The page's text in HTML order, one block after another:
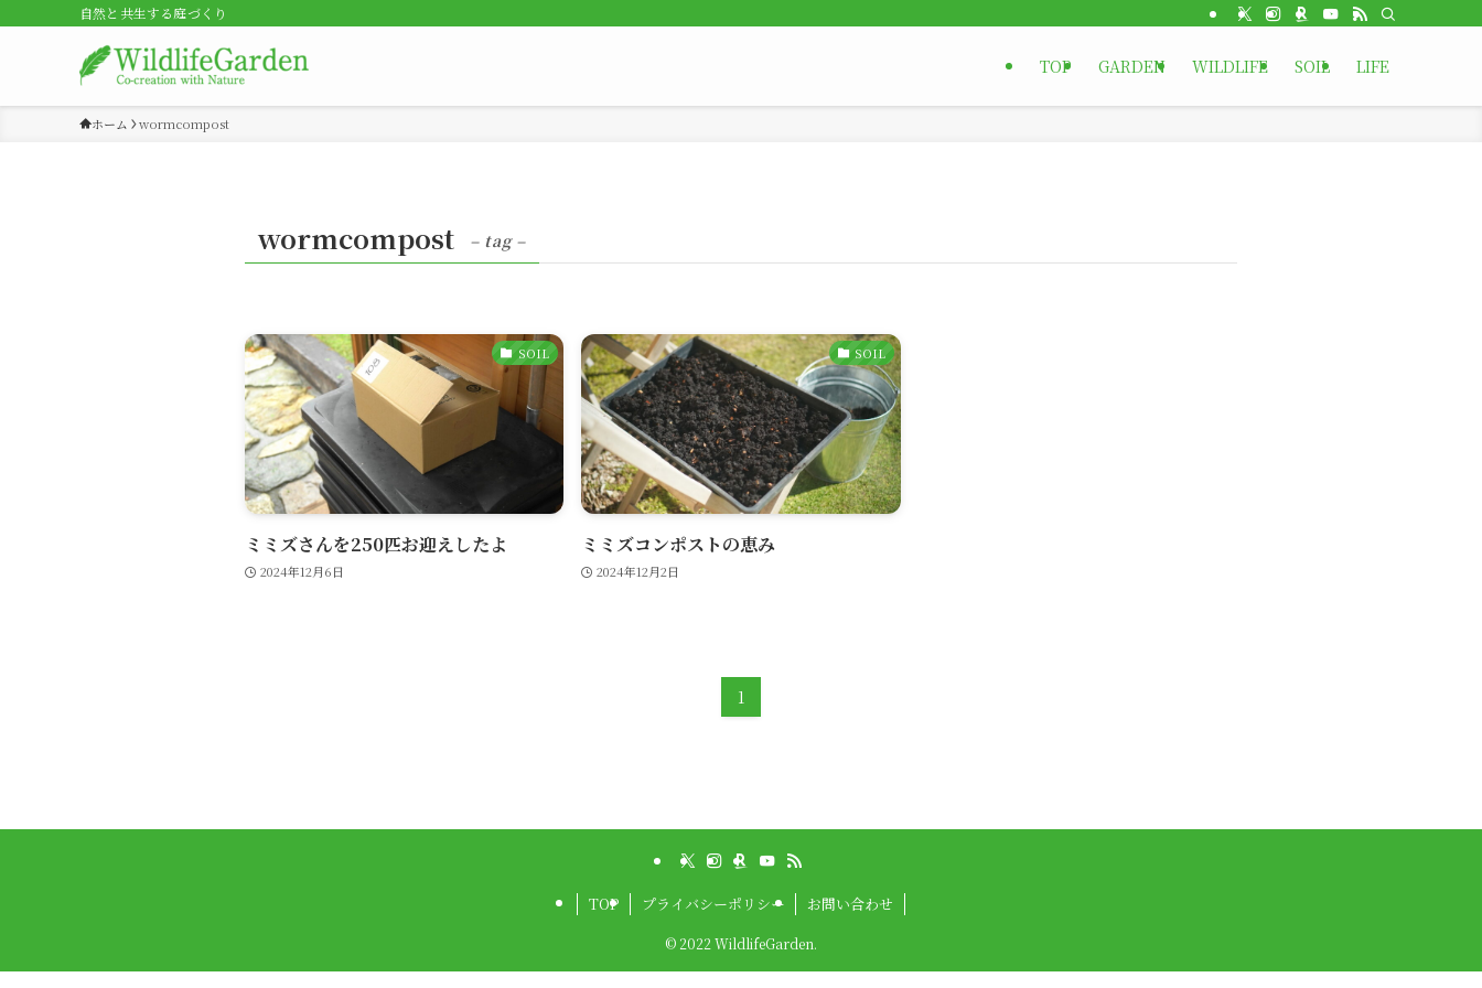
自然と共生する庭づくり
TOP GARDEN WILDLIFE SOIL LIFE
ホーム wormcompost
wormcompost – tag –
SOIL
ミミズさんを250匹お迎えしたよ
2024年12月6日
SOIL
ミミズコンポストの恵み
2024年12月2日
1
TOP プライバシーポリシー お問い合わせ
© 2022 WildlifeGarden.